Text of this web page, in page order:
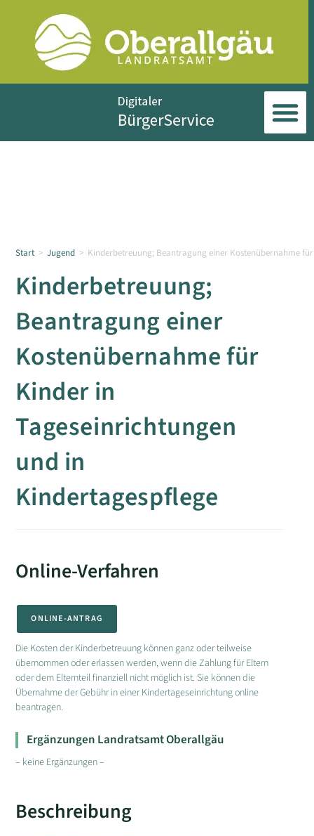
Start > Jugend > Kinderbetreuung; Beantragung einer Kostenübernahme
Kinderbetreuung;
Beantragung einer
Kostenübernahme für
Kinder in
Tageseinrichtungen
und in
Kindertagespflege
Online-Verfahren
ONLINE-ANTRAG
Die Kosten der Kinderbetreuung können ganz oder teilweise
übernommen oder erlassen werden, wenn die Zahlung für Eltern
oder dem Elternteil finanziell nicht möglich ist. Sie können die
Übernahme der Gebühr in einer Kindertageseinrichtung online
beantragen.
Ergänzungen Landratsamt Oberallgäu
– keine Ergänzungen –
Beschreibung